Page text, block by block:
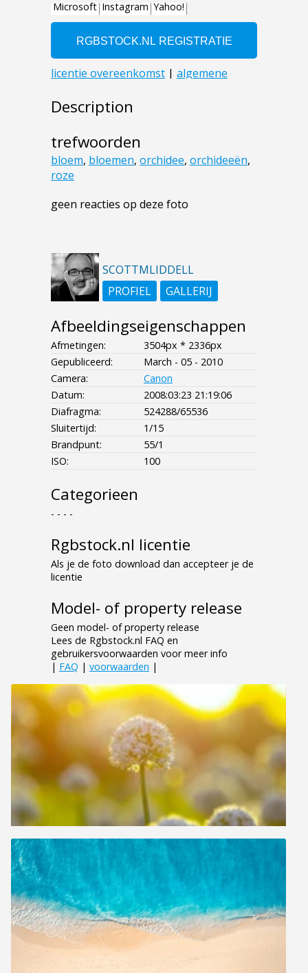
Description
trefwoorden
bloem, bloemen, orchidee, orchideeën,
roze
geen reacties op deze foto
SCOTTMLIDDELL
PROFIEL
GALLERIJ
Afbeeldingseigenschappen
Afmetingen:
3504px * 2336px
Gepubliceerd:
March - 05 - 2010
Camera:
Canon
Datum:
2008:03:23 21:19:06
Diafragma:
524288/65536
Sluitertijd:
1/15
Brandpunt:
55/1
ISO:
100
Categorieen
- - - -
Rgbstock.nl licentie
Als je de foto download dan accepteer je de
licentie
Model- of property release
Geen model- of property release
Lees de Rgbstock.nl FAQ en
gebruikersvoorwaarden voor meer info
| FAQ | voorwaarden |